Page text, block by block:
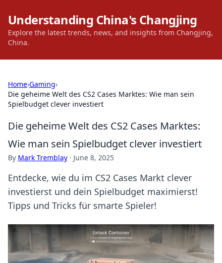
Understanding China's Changjing
Explore the latest trends, news, and insights from Changjing,
China.
Home›Gaming›
Die geheime Welt des CS2 Cases Marktes: Wie man sein
Spielbudget clever investiert
Die geheime Welt des CS2 Cases Marktes:
Wie man sein Spielbudget clever investiert
By Mark Tremblay · June 8, 2025
Entdecke, wie du im CS2 Cases Markt clever
investierst und dein Spielbudget maximierst!
Tipps und Tricks für smarte Spieler!